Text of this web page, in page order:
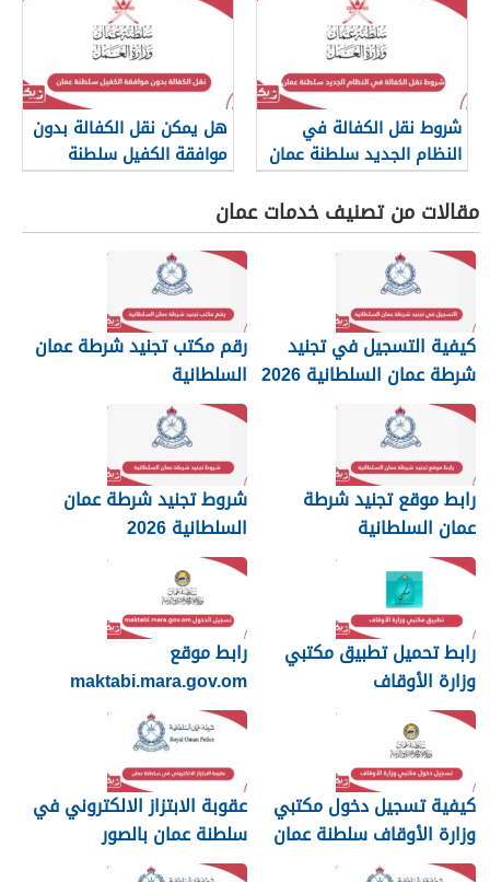
شروط نقل الكفالة في
النظام الجديد سلطنة عمان
2026
هل يمكن نقل الكفالة بدون
موافقة الكفيل سلطنة
عمان؟
مقالات من تصنيف خدمات عمان
كيفية التسجيل في تجنيد
شرطة عمان السلطانية 2026
رقم مكتب تجنيد شرطة عمان
السلطانية
رابط موقع تجنيد شرطة
عمان السلطانية
شروط تجنيد شرطة عمان
السلطانية 2026
رابط تحميل تطبيق مكتبي
وزارة الأوقاف
رابط موقع
maktabi.mara.gov.om
تسجيل الدخول
كيفية تسجيل دخول مكتبي
وزارة الأوقاف سلطنة عمان
عقوبة الابتزاز الالكتروني في
سلطنة عمان بالصور
والرسائل